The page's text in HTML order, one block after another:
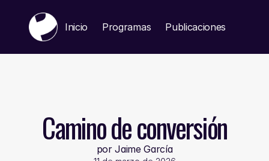
Camino de conversión
por Jaime García
Inicio Programas Publicaciones